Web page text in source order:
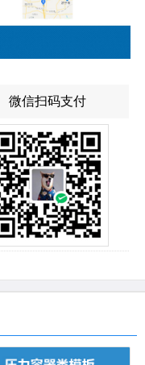
微信扫码支付